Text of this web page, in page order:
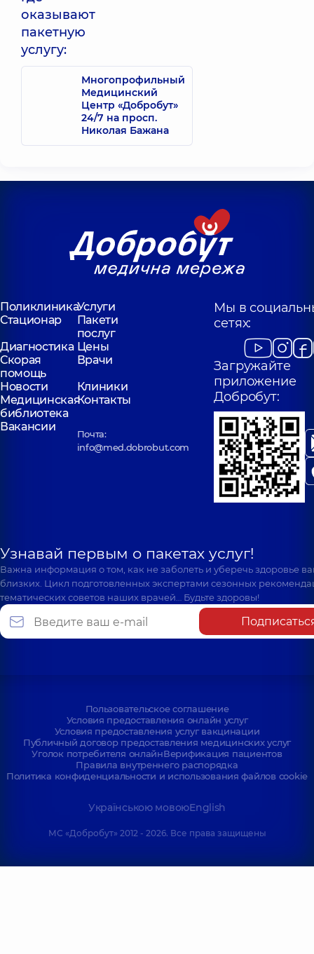
оказывают
пакетную
услугу:
Многопрофильный
Медицинский
Центр «Добробут»
24/7 на просп.
Николая Бажана
ПоликлиникаУслуги
Стационар
Пакети
послуг
Диагностика Цены
Скорая
помощь
Врачи
Новости
Клиники
Медицинская
библиотека
Контакты
Вакансии
Почта:
info@med.dobrobut.com
Мы в
сетях:
Загружайте
приложение
Добробут:
Узнавай первым о пакетах услуг!
Важна информация о том, как не заболеть и уберечь здоровье
близких. Цикл подготовленных экспертами сезонных
тематических советов наших врачей… Будьте здоровы!
Пользовательское соглашение
Условия предоставления онлайн услуг
Условия предоставления услуг вакцинации
Публичный договор предоставления медицинских услуг
Уголок потребителя онлайнВерификация пациентов
Правила внутреннего распорядка
Политика конфиденциальности и использования файлов cookie
Українською мовоюEnglish
МС «Добробут» 2012 - 2026. Все права защищены